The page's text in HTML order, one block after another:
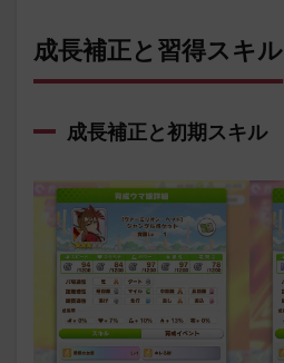
成長補正と習得スキル
成長補正と初期スキル